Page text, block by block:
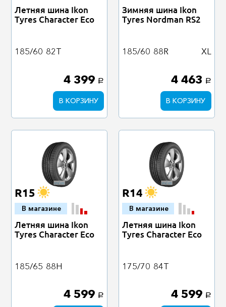
Летняя шина Ikon
Tyres Character Eco
185/60 82T
4 399 a
В КОРЗИНУ
Зимняя шина Ikon
Tyres Nordman RS2
185/60 88R XL
4 463 a
В КОРЗИНУ
R15
В магазине
Летняя шина Ikon
Tyres Character Eco
185/65 88H
4 599 a
R14
В магазине
Летняя шина Ikon
Tyres Character Eco
175/70 84T
4 599 a